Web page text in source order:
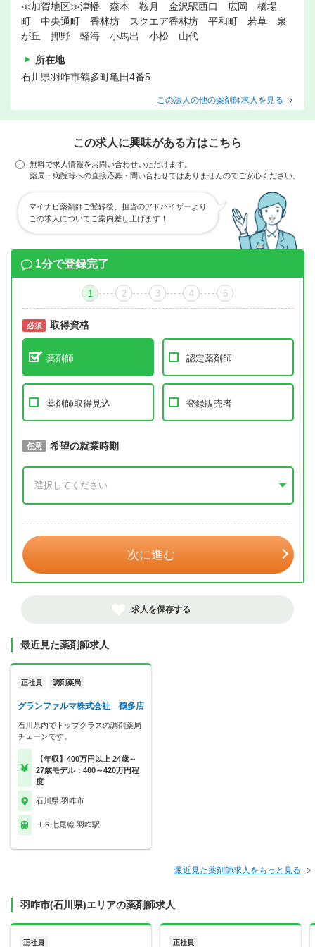
≪加賀地区≫津幡 森本 鞍月 金沢駅西口 広岡 橋場
町 中央通町 香林坊 スクエア香林坊 平和町 若草 泉
が丘 押野 軽海 小馬出 小松 山代
所在地
石川県羽咋市鶴多町亀田4番5
この法人の他の薬剤師求人を見る
この求人に興味がある方はこちら
無料で求人情報をお問い合わせいただけます。
薬局・病院等への直接応募・問い合わせではありませんのでご安心ください。
マイナビ薬剤師ご登録後、担当のアドバイザーより
この求人についてご案内差し上げます！
1分で登録完了
1 2 3 4 5
必須 取得資格
薬剤師 認定薬剤師
薬剤師取得見込 登録販売者
必須 取得予定年
任意 希望の就業時期
次に進む
求人を保存する
最近見た薬剤師求人
正社員 調剤薬局
グランファルマ株式会社 鶴多店
石川県内でトップクラスの調剤薬局
チェーンです。
【年収】400万円以上 24歳～
27歳モデル：400～420万円程
度
石川県 羽咋市
ＪＲ七尾線 羽咋駅
最近見た薬剤師求人をもっと見る
羽咋市(石川県)エリアの薬剤師求人
正社員 正社員